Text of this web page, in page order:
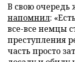
В свою
напомнил:
все-все немцы
преступления
часть просто